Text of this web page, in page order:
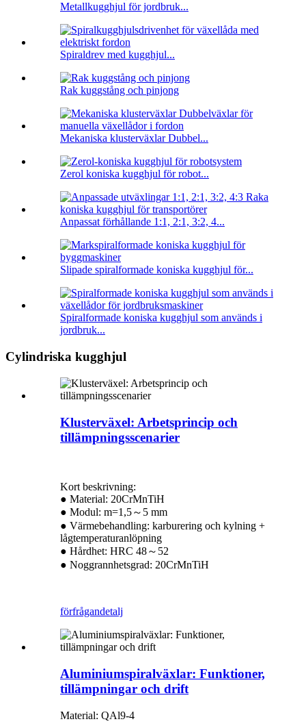
Metallkugghjul för jordbruk...
Spiraldrev med kugghjul...
Rak kuggstång och pinjong
Mekaniska klusterväxlar Dubbel...
Zerol koniska kugghjul för robot...
Anpassat förhållande 1:1, 2:1, 3:2, 4...
Slipade spiralformade koniska kugghjul för...
Spiralformade koniska kugghjul som används i
jordbruk...
Cylindriska kugghjul
Klusterväxel: Arbetsprincip och
tillämpningsscenarier
Kort beskrivning:
● Material: 20CrMnTiH
● Modul: m=1,5～5 mm
● Värmebehandling: karburering och kylning +
lågtemperaturanlöpning
● Hårdhet: HRC 48～52
● Noggrannhetsgrad: 20CrMnTiH
förfrågandetalj
Aluminiumspiralväxlar: Funktioner,
tillämpningar och drift
Material: QAl9-4